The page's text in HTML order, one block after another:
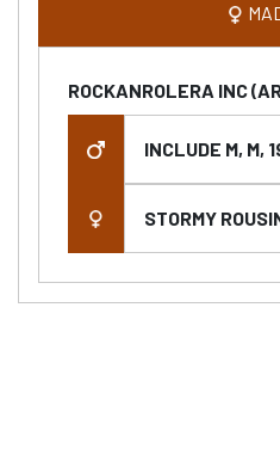
ROCKANROLERA INC
INCLUDE M, M,
STORMY